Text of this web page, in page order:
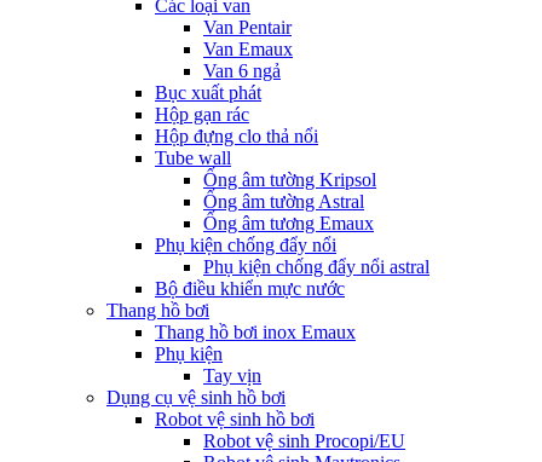
Các loại van
Van Pentair
Van Emaux
Van 6 ngả
Bục xuất phát
Hộp gạn rác
Hộp đựng clo thả nổi
Tube wall
Ống âm tường Kripsol
Ống âm tường Astral
Ống âm tương Emaux
Phụ kiện chống đẩy nổi
Phụ kiện chống đẩy nổi astral
Bộ điều khiển mực nước
Thang hồ bơi
Thang hồ bơi inox Emaux
Phụ kiện
Tay vịn
Dụng cụ vệ sinh hồ bơi
Robot vệ sinh hồ bơi
Robot vệ sinh Procopi/EU